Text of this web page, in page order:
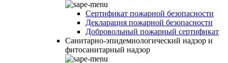
Сертификат пожарной безопасности
Декларация пожарной безопасности
Добровольный пожарный сертификат
Санитарно-эпидемиологический надзор и
фитосанитарный надзор